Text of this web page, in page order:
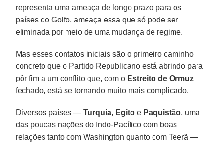
representa uma ameaça de longo prazo para os
países do Golfo, ameaça essa que só pode ser
eliminada por meio de uma mudança de regime.
Mas esses contatos iniciais são o primeiro caminho
concreto que o Partido Republicano está abrindo para
pôr fim a um conflito que, com o Estreito de Ormuz
fechado, está se tornando muito mais complicado.
Diversos países —Turquia, Egito e Paquistão, uma
das poucas nações do Indo-Pacífico com boas
relações tanto com Washington quanto com Teerã —